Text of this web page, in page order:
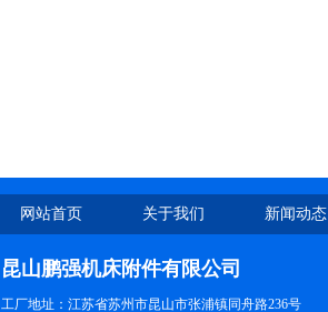
网站首页 关于我们 新闻动态
昆山鹏强机床附件有限公司
工厂地址：江苏省苏州市昆山市张浦镇同舟路236号